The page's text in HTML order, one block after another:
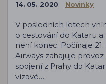
14. 05. 2020 Novinky
V posledních letech
o cestování do Kataru
není konec. Počínaje
Airways zahajuje
spojení z Prahy do
vízové…